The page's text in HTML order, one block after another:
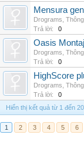
Mensura
Drograms
Trả lời:
0
Oasis
Drograms
Trả lời:
0
HighScore
Drograms
Trả lời:
0
Hiển thị kết quả từ 1 đến
1 2 3 4 5 6